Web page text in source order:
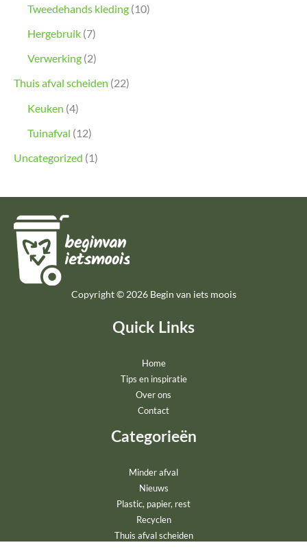
Tweedehands kleding (10)
Hergebruik (7)
Verwerking (2)
Thuis afval scheiden (22)
Keuken (4)
Tuinafval (12)
Uncategorized (1)
Copyright © 2026 Begin van iets moois
Quick Links
Home
Tips en inspiratie
Over ons
Contact
Categorieën
Minder afval
Nieuws
Plastic, papier, rest
Recyclen
Thuis afval scheiden